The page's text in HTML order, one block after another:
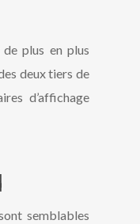
plus en plus
deux tiers de
d’affichage
semblables